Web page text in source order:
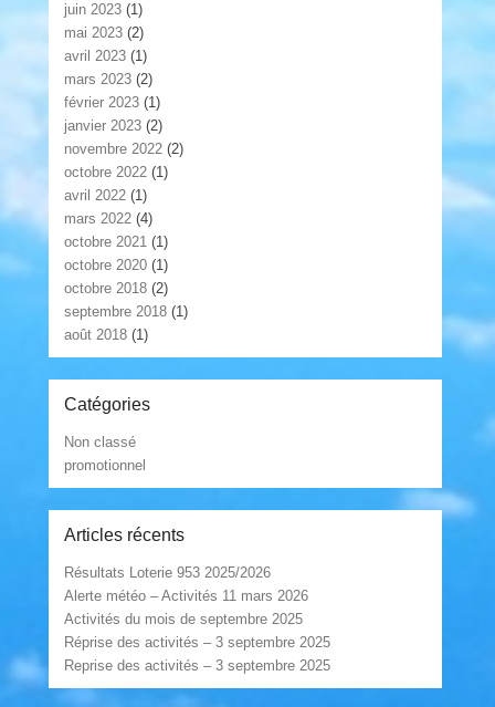
juin 2023 (1)
mai 2023 (2)
avril 2023 (1)
mars 2023 (2)
février 2023 (1)
janvier 2023 (2)
novembre 2022 (2)
octobre 2022 (1)
avril 2022 (1)
mars 2022 (4)
octobre 2021 (1)
octobre 2020 (1)
octobre 2018 (2)
septembre 2018 (1)
août 2018 (1)
Catégories
Non classé
promotionnel
Articles récents
Résultats Loterie 953 2025/2026
Alerte météo – Activités 11 mars 2026
Activités du mois de septembre 2025
Réprise des activités – 3 septembre 2025
Reprise des activités – 3 septembre 2025